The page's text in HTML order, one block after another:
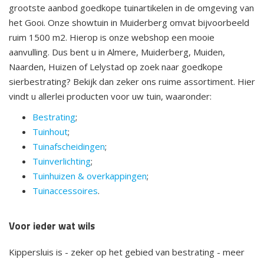
grootste aanbod goedkope tuinartikelen in de omgeving van
het Gooi. Onze showtuin in Muiderberg omvat bijvoorbeeld
ruim 1500 m2. Hierop is onze webshop een mooie
aanvulling. Dus bent u in Almere, Muiderberg, Muiden,
Naarden, Huizen of Lelystad op zoek naar goedkope
sierbestrating? Bekijk dan zeker ons ruime assortiment. Hier
vindt u allerlei producten voor uw tuin, waaronder:
Bestrating;
Tuinhout;
Tuinafscheidingen;
Tuinverlichting;
Tuinhuizen & overkappingen;
Tuinaccessoires.
Voor ieder wat wils
Kippersluis is - zeker op het gebied van bestrating - meer